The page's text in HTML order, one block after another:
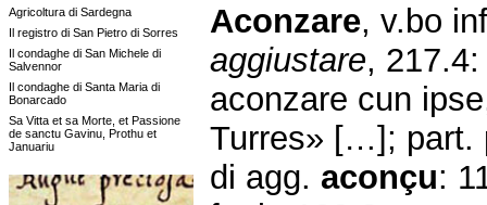
Agricoltura di Sardegna
Il registro di San Pietro di Sorres
Il condaghe di San Michele di
Salvennor
Il condaghe di Santa Maria di
Bonarcado
Sa Vitta et sa Morte, et Passione
de sanctu Gavinu, Prothu et
Januariu
Aconzare, v.bo
aggiustare,
aconzare cun
Turres» […]; part.
di agg. aconçu: